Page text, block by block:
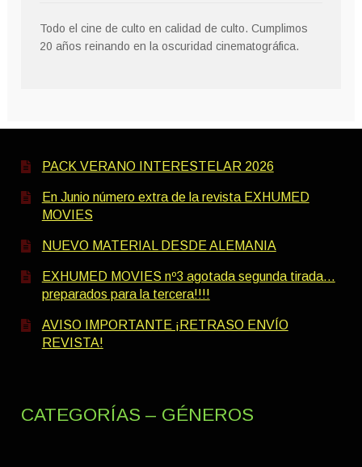
Todo el cine de culto en calidad de culto. Cumplimos
20 años reinando en la oscuridad cinematográfica.
PACK VERANO INTERESTELAR 2026
En Junio número extra de la revista EXHUMED
MOVIES
NUEVO MATERIAL DESDE ALEMANIA
EXHUMED MOVIES nº3 agotada segunda tirada…
preparados para la tercera!!!!
AVISO IMPORTANTE ¡RETRASO ENVÍO
REVISTA!
CATEGORÍAS – GÉNEROS